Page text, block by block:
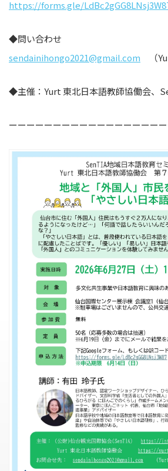
https://forms.gle/
◆問い合わせ
sendainihongo2021@gmail.com （
◆主催：Yurt 東北日本語教師協働会、
ーーーーーーーーーーーーーーーーー